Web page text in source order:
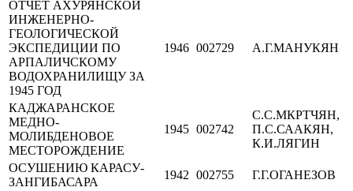
ОТЧЕТ АХУРЯНСКОЙ
ИНЖЕНЕРНО-
ГЕОЛОГИЧЕСКОЙ
ЭКСПЕДИЦИИ ПО
АРПАЛИЧСКОМУ
ВОДОХРАНИЛИЩУ ЗА
1945 ГОД
1946 002729 А.Г.МАНУКЯН
КАДЖАРАНСКОЕ
МЕДНО-
МОЛИБДЕНОВОЕ
МЕСТОРОЖДЕНИЕ
1945 002742
С.С.МКРТЧЯН,
П.С.СААКЯН,
К.И.ЛЯГИН
ОСУШЕНИЮ КАРАСУ-
ЗАНГИБАСАРА
1942 002755
Г.Г.ОГАНЕЗОВ